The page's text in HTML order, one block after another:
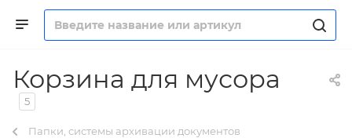
Корзина для мусора
5
Папки, системы архивации документов